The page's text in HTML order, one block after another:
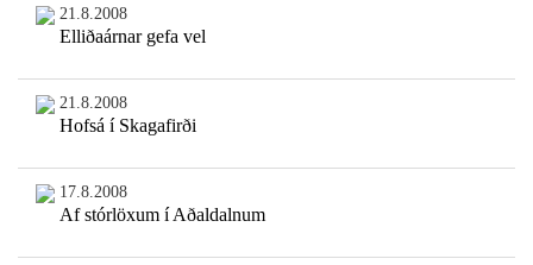
21.8.2008
Elliðaárnar gefa vel
21.8.2008
Hofsá í Skagafirði
17.8.2008
Af stórlöxum í Aðaldalnum